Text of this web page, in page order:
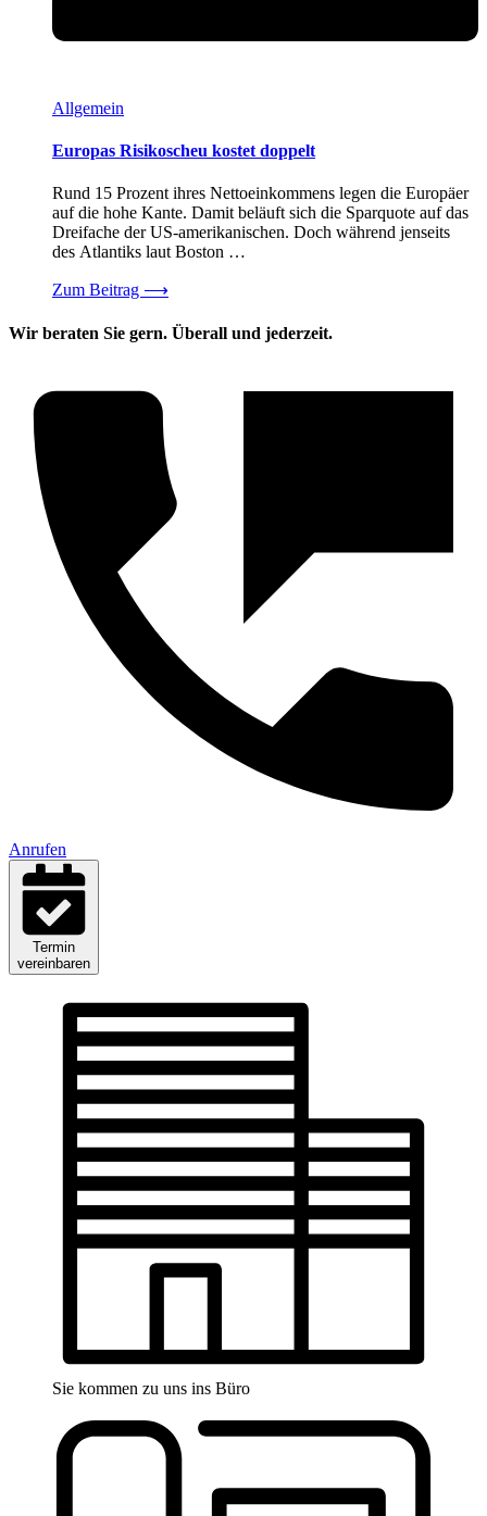
Allgemein
Europas Risikoscheu kostet doppelt
Rund 15 Prozent ihres Nettoeinkommens legen die Europäer
auf die hohe Kante. Damit beläuft sich die Sparquote auf das
Dreifache der US-amerikanischen. Doch während jenseits
des Atlantiks laut Boston …
Zum Beitrag ⟶
Wir beraten Sie gern. Überall und jederzeit.
Anrufen
Termin
vereinbaren
Sie kommen zu uns ins Büro